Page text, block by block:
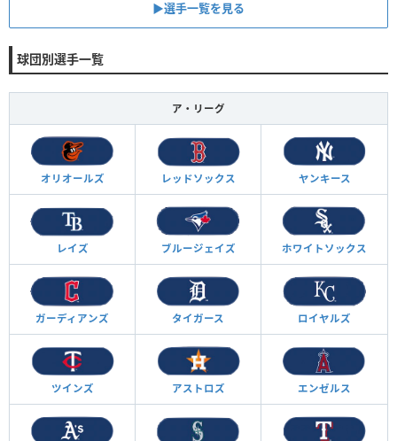
▶︎選手一覧を見る
球団別選手一覧
ア・リーグ
オリオールズ レッドソックス ヤンキース
レイズ ブルージェイズ ホワイトソックス
ガーディアンズ タイガース ロイヤルズ
ツインズ アストロズ エンゼルス